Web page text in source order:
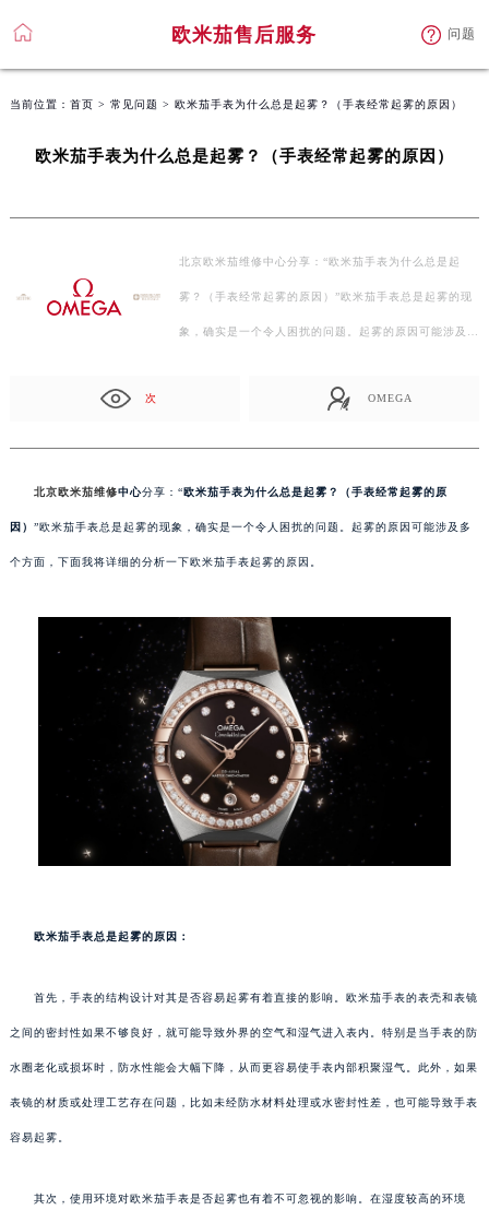
欧米茄售后服务 问题
当前位置： 首页 > 常见问题 > 欧米茄手表为什么总是起雾？（手表经常起雾的原因）
欧米茄手表为什么总是起雾？（手表经常起雾的原因）
北京欧米茄维修中心分享：“欧米茄手表为什么总是起
雾？（手表经常起雾的原因）”欧米茄手表总是起雾的现
象，确实是一个令人困扰的问题。起雾的原因可能涉及多
次 OMEGA
北京欧米茄维修中心分享：“欧米茄手表为什么总是起雾？（手表经常起雾的原
因） ”欧米茄手表总是起雾的现象，确实是一个令人困扰的问题。起雾的原因可能涉及多
个方面，下面我将详细的分析一下欧米茄手表起雾的原因。
欧米茄手表总是起雾的原因：
首先，手表的结构设计对其是否容易起雾有着直接的影响。欧米茄手表的表壳和表镜
之间的密封性如果不够良好，就可能导致外界的空气和湿气进入表内。特别是当手表的防
水圈老化或损坏时，防水性能会大幅下降，从而更容易使手表内部积聚湿气。此外，如果
表镜的材质或处理工艺存在问题，比如未经防水材料处理或水密封性差，也可能导致手表
容易起雾。
其次，使用环境对欧米茄手表是否起雾也有着不可忽视的影响。在湿度较高的环境